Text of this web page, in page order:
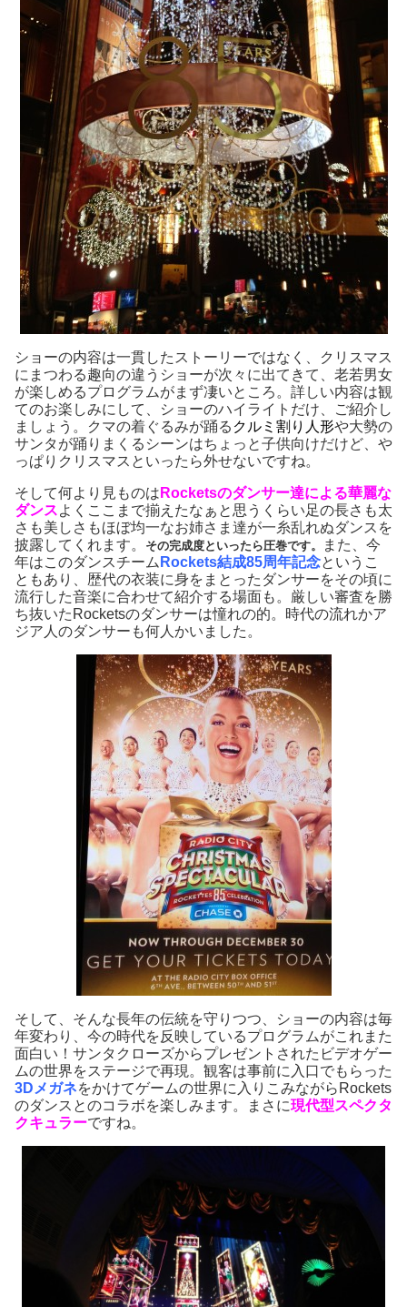
ショーの内容は一貫したストーリーではなく、クリスマス
にまつわる趣向の違うショーが次々に出てきて、老若男女
が楽しめるプログラムがまず凄いところ。詳しい内容は観
てのお楽しみにして、ショーのハイライトだけ、ご紹介し
ましょう。クマの着ぐるみが踊る クルミ割り人形や大勢の
サンタが踊りまくるシーンはちょっと子供向けだけど、や
っぱりクリスマスといったら外せないですね。
そして何より見ものは Rocketsのダンサー達による華麗な
ダンスよくここまで揃えたなぁと思うくらい足の長さも太
さも美しさもほぼ均一なお姉さま達が一糸乱れぬダンスを
披露してくれます。
その完成度といったら圧巻です。
また、今
年はこのダンスチーム Rockets結成85周年記念というこ
ともあり、歴代の衣装に身をまとったダンサーをその頃に
流行した音楽に合わせて紹介する場面も。厳しい審査を勝
ち抜いたRocketsのダンサーは憧れの的。時代の流れかア
ジア人のダンサーも何人かいました。
そして、そんな長年の伝統を守りつつ、ショーの内容は毎
年変わり、今の時代を反映しているプログラムがこれまた
面白い！サンタクローズからプレゼントされたビデオゲー
ムの世界をステージで再現。観客は事前に入口でもらった
3Dメガネをかけてゲームの世界に入りこみながらRockets
のダンスとのコラボを楽しみます。まさに現代型スペクタ
クキュラーですね。